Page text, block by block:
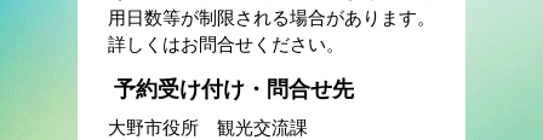
用日数等が制限される場合があります。
詳しくはお問合せください。
予約受け付け・問合せ先
大野市役所 観光交流課